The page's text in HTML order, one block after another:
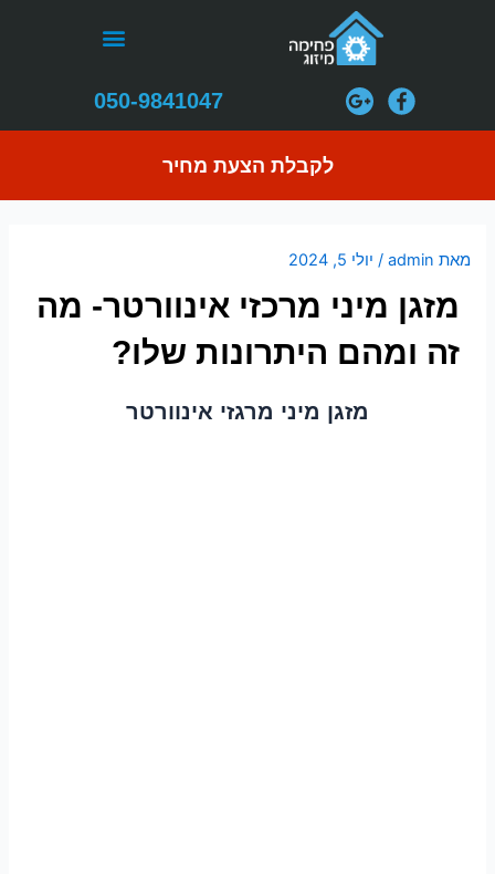
תפריט
050-9841047
לקבלת הצעת מחיר
מאת admin
/ יולי 5, 2024
מזגן מיני מרכזי אינוורטר- מה
זה ומהם היתרונות שלו?
מזגן מיני מרגזי אינוורטר